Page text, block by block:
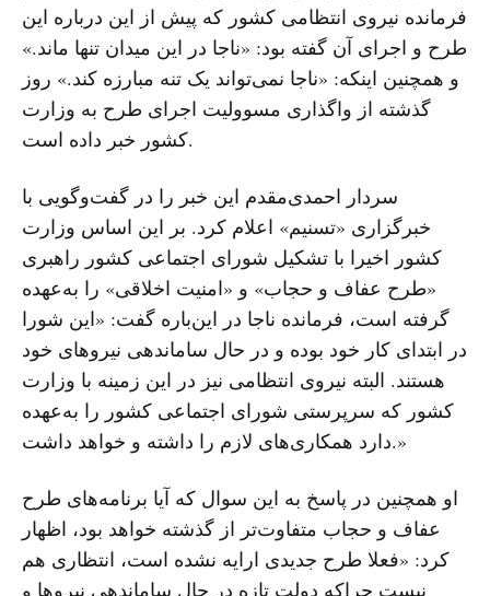
فرمانده نیروی انتظامی کشور که پیش از این درباره این
طرح و اجرای آن گفته بود: «ناجا در این میدان تنها ماند.»
و همچنین اینکه: «ناجا نمی‌تواند یک تنه مبارزه کند.» روز
گذشته از واگذاری مسوولیت اجرای طرح به وزارت
کشور خبر داده است.
سردار احمدی‌مقدم این خبر را در گفت‌وگویی با
خبرگزاری «تسنیم» اعلام کرد. بر این اساس ‌وزارت
کشور اخیرا با تشکیل شورای اجتماعی کشور راهبری
«طرح عفاف و حجاب» و «امنیت اخلاقی» را به‌عهده
گرفته است، فرمانده ناجا در این‌باره گفت: «این شورا
در ابتدای کار خود بوده و در حال ساماندهی نیروهای خود
هستند. البته نیروی انتظامی نیز در این زمینه با وزارت
کشور که سرپرستی شورای اجتماعی کشور را به‌عهده
دارد همکاری‌های لازم را داشته و خواهد داشت.»
او همچنین در پاسخ به این سوال که آیا برنامه‌های طرح
عفاف و حجاب متفاوت‌تر از گذشته خواهد بود، اظهار
کرد: «فعلا طرح جدیدی ارایه نشده است، انتظاری هم
نیست چراکه دولت تازه در حال ساماندهی نیروها و